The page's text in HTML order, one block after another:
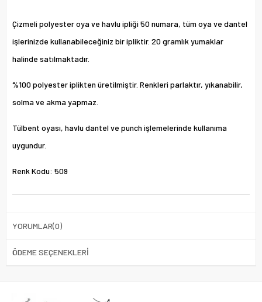
Çizmeli polyester oya ve havlu ipliği 50 numara, tüm oya ve dantel
işlerinizde kullanabileceğiniz bir ipliktir. 20 gramlık yumaklar
halinde satılmaktadır.
%100 polyester iplikten üretilmiştir. Renkleri parlaktır, yıkanabilir,
solma ve akma yapmaz.
Tülbent oyası, havlu dantel ve punch işlemelerinde kullanıma
uygundur.
Renk Kodu: 509
YORUMLAR(0)
ÖDEME SEÇENEKLERI